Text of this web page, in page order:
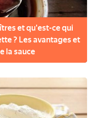
et qu'est-ce qui
? Les avantages et
la sauce